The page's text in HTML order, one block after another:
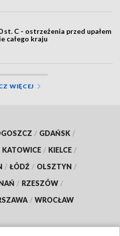
st. C - ostrzeżenia przed upałem
całego kraju
WIĘCEJ
/ GDAŃSK /
KATOWICE / KIELCE /
/ ŁÓDŹ / OLSZTYN /
/ RZESZÓW /
/ WROCŁAW